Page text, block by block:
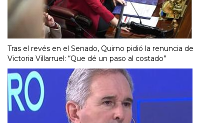
Tras el revés en el Senado, Quirno pidió la renuncia de
Victoria Villarruel: “Que dé un paso al costado”